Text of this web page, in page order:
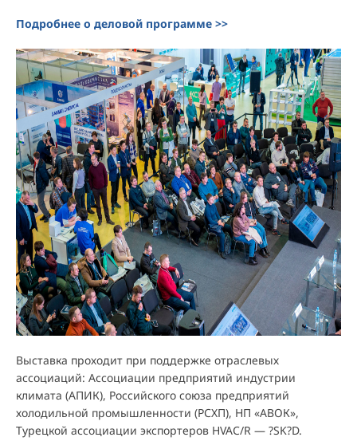
Подробнее о деловой программе >>
Выставка проходит при поддержке отраслевых
ассоциаций: Ассоциации предприятий индустрии
климата (АПИК), Российского союза предприятий
холодильной промышленности (РСХП), НП «АВОК»,
Турецкой ассоциации экспортеров HVAC/R — ?SK?D.